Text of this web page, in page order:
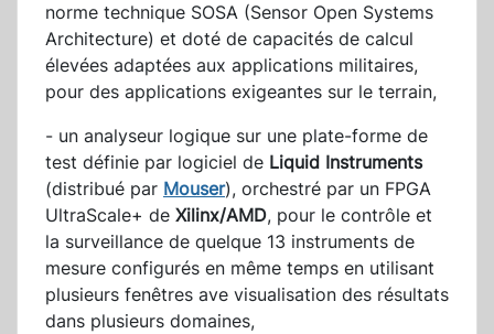
norme technique SOSA (Sensor Open Systems
Architecture) et doté de capacités de calcul
élevées adaptées aux applications militaires,
pour des applications exigeantes sur le terrain,
- un analyseur logique sur une plate-forme de
test définie par logiciel de Liquid Instruments
(distribué par Mouser), orchestré par un FPGA
UltraScale+ de Xilinx/AMD, pour le contrôle et
la surveillance de quelque 13 instruments de
mesure configurés en même temps en utilisant
plusieurs fenêtres ave visualisation des résultats
dans plusieurs domaines,